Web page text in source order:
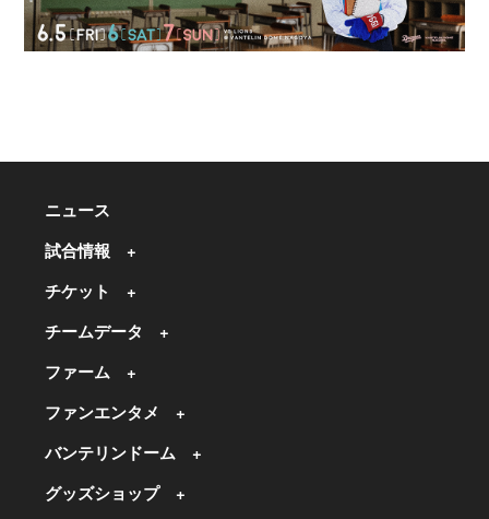
ニュース
試合情報
チケット
チームデータ
ファーム
ファンエンタメ
バンテリンドーム
グッズショップ